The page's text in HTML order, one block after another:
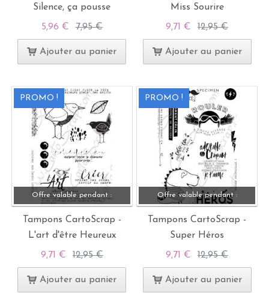
Silence, ça pousse
5,96 € 7,95 €
Ajouter au panier
Miss Sourire
9,71 € 12,95 €
Ajouter au panier
PROMO !
Offre valable pendant :
Tampons CartoScrap -
L'art d'être Heureux
9,71 € 12,95 €
Ajouter au panier
PROMO !
Offre valable pendant :
Tampons CartoScrap -
Super Héros
9,71 € 12,95 €
Ajouter au panier